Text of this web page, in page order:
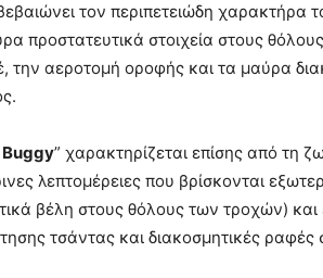
τον περιπετειώδη χαρακτήρα
προστατευτικά στοιχεία στους
την αεροτομή οροφής και τα μαύρα
” χαρακτηρίζεται επίσης από τη
λεπτομέρειες που βρίσκονται
βέλη στους θόλους των τροχών)
τσάντας και διακοσμητικές ραφές